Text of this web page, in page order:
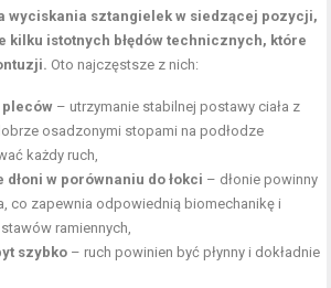
wyciskania sztangielek w siedzącej pozycji,
kilku istotnych błędów technicznych, które
Oto najczęstsze z nich:
– utrzymanie stabilnej postawy ciała z
osadzonymi stopami na podłodze
każdy ruch,
w porównaniu do łokci – dłonie powinny
co zapewnia odpowiednią biomechanikę i
ramiennych,
szybko – ruch powinien być płynny i dokładnie